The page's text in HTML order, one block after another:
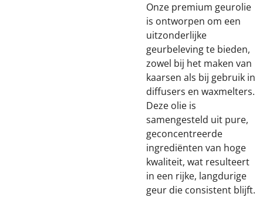
Onze premium geurolie
is ontworpen om een
uitzonderlijke
geurbeleving te bieden,
zowel bij het maken van
kaarsen als bij gebruik in
diffusers en waxmelters.
Deze olie is
samengesteld uit pure,
geconcentreerde
ingrediënten van hoge
kwaliteit, wat resulteert
in een rijke, langdurige
geur die consistent blijft.